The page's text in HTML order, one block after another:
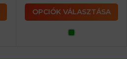
OPCIÓK VÁLASZTÁSA